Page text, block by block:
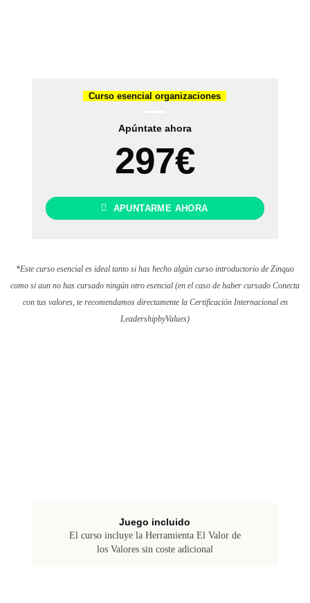
Curso esencial organizaciones
Apúntate ahora
297€
APUNTARME AHORA
*Este curso esencial es ideal tanto si has hecho algún curso introductorio de Zinquo
como si aun no has cursado ningún otro esencial (en el caso de haber cursado Conecta
con tus valores, te recomendamos directamente la Certificación Internacional en
LeadershipbyValues)
Juego incluido
El curso incluye la Herramienta El Valor de
los Valores sin coste adicional